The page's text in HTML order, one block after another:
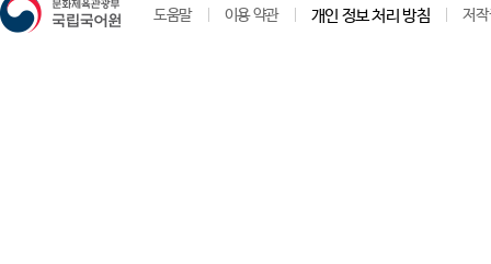
도움말 이용 약관 개인 정보 처리 방침 저